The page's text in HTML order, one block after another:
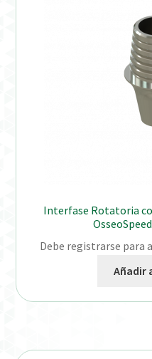
Interfase Rotatoria
Debe registrarse para
Añadir